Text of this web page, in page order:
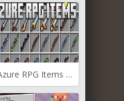
Azure RPG Items для Майнкрафт [1.15.2, 1.12.2]